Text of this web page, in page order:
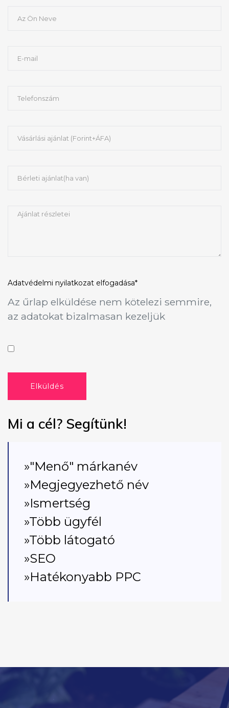
Adatvédelmi nyilatkozat elfogadása*
Az űrlap elküldése nem kötelezi semmire,
az adatokat bizalmasan kezeljük
Elküldés
Mi a cél? Segítünk!
»"Menő" márkanév
»Megjegyezhető név
»Ismertség
»Több ügyfél
»Több látogató
»SEO
»Hatékonyabb PPC